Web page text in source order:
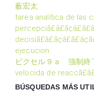
薮宏太
tarea analítica de las
ejecucion
ピクセル９ａ 強制終
velocida de
BÚSQUEDAS MÁS